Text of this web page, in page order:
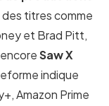
des titres comme
et Brad Pitt,
Saw X
indique
Amazon Prime